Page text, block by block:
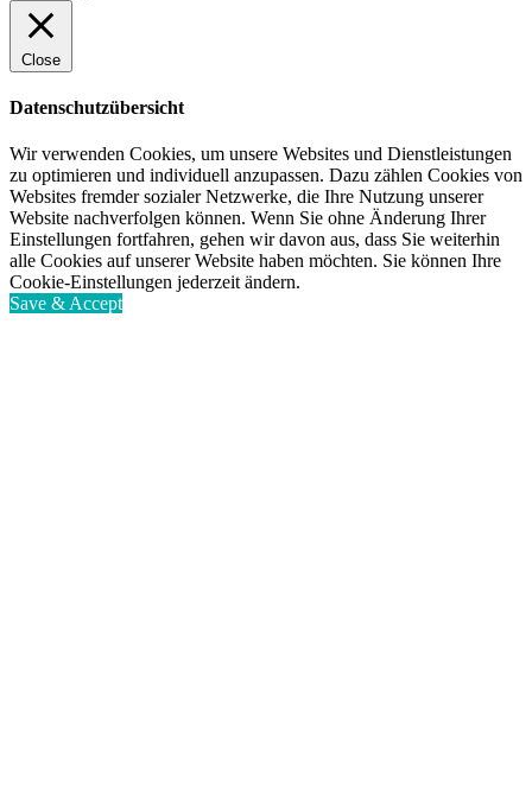
Close
Datenschutzübersicht
Wir verwenden Cookies, um unsere Websites und Dienstleistungen
zu optimieren und individuell anzupassen. Dazu zählen Cookies von
Websites fremder sozialer Netzwerke, die Ihre Nutzung unserer
Website nachverfolgen können. Wenn Sie ohne Änderung Ihrer
Einstellungen fortfahren, gehen wir davon aus, dass Sie weiterhin
alle Cookies auf unserer Website haben möchten. Sie können Ihre
Cookie-Einstellungen jederzeit ändern.
Save & Accept